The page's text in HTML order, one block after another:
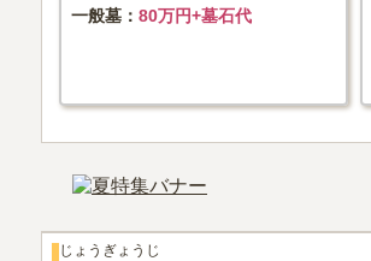
一般墓
80万円+墓石代
じょうぎょうじ